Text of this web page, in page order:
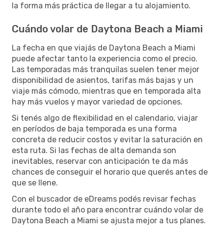
la forma más práctica de llegar a tu alojamiento.
Cuándo volar de Daytona Beach a Miami
La fecha en que viajás de Daytona Beach a Miami
puede afectar tanto la experiencia como el precio.
Las temporadas más tranquilas suelen tener mejor
disponibilidad de asientos, tarifas más bajas y un
viaje más cómodo, mientras que en temporada alta
hay más vuelos y mayor variedad de opciones.
Si tenés algo de flexibilidad en el calendario, viajar
en períodos de baja temporada es una forma
concreta de reducir costos y evitar la saturación en
esta ruta. Si las fechas de alta demanda son
inevitables, reservar con anticipación te da más
chances de conseguir el horario que querés antes de
que se llene.
Con el buscador de eDreams podés revisar fechas
durante todo el año para encontrar cuándo volar de
Daytona Beach a Miami se ajusta mejor a tus planes.